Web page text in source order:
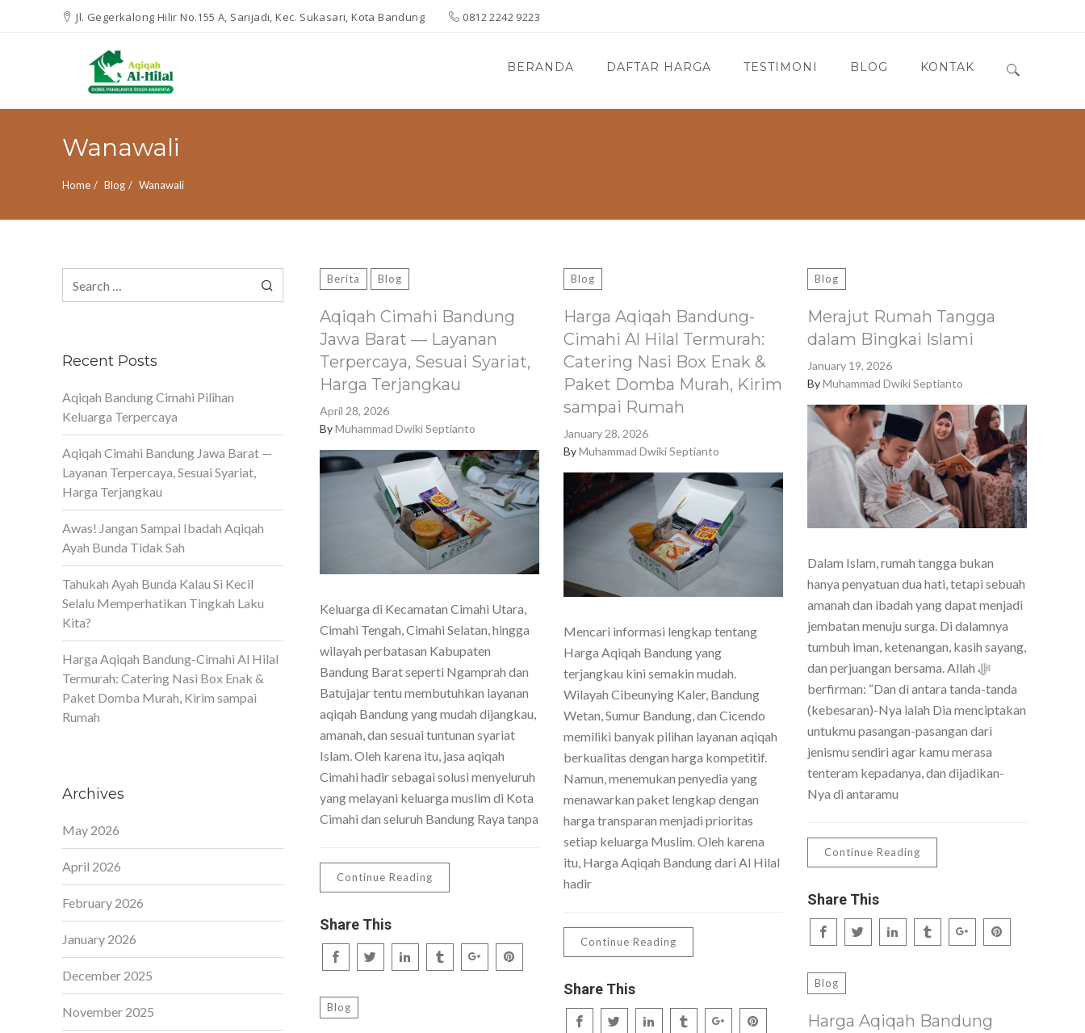
Jl. Gegerkalong Hilir No.155 A, Sarijadi, Kec. Sukasari, Kota Bandung 0812 2242 9223
BERANDA DAFTAR HARGA TESTIMONI BLOG KONTAK
Wanawali
Home Blog Wanawali
Berita Blog
Aqiqah Cimahi Bandung
Jawa Barat — Layanan
Terpercaya, Sesuai Syariat,
Harga Terjangkau
April 28, 2026
ByMuhammad Dwiki Septianto
Keluarga di Kecamatan Cimahi Utara,
Cimahi Tengah, Cimahi Selatan, hingga
wilayah perbatasan Kabupaten
Bandung Barat seperti Ngamprah dan
Batujajar tentu membutuhkan layanan
aqiqah Bandung yang mudah dijangkau,
amanah, dan sesuai tuntunan syariat
Islam. Oleh karena itu, jasa aqiqah
Cimahi hadir sebagai solusi menyeluruh
yang melayani keluarga muslim di Kota
Cimahi dan seluruh Bandung Raya tanpa
Continue Reading
Share This
Blog
Harga Aqiqah Bandung-
Cimahi Al Hilal Termurah:
Catering Nasi Box Enak &
Paket Domba Murah, Kirim
sampai Rumah
January 28, 2026
ByMuhammad Dwiki Septianto
Mencari informasi lengkap tentang
Harga Aqiqah Bandung yang
terjangkau kini semakin mudah.
Wilayah Cibeunying Kaler, Bandung
Wetan, Sumur Bandung, dan Cicendo
memiliki banyak pilihan layanan aqiqah
berkualitas dengan harga kompetitif.
Namun, menemukan penyedia yang
menawarkan paket lengkap dengan
harga transparan menjadi prioritas
setiap keluarga Muslim. Oleh karena
itu, Harga Aqiqah Bandung dari Al Hilal
hadir
Continue Reading
Share This
Blog
Merajut Rumah Tangga
dalam Bingkai Islami
January 19, 2026
ByMuhammad Dwiki Septianto
Dalam Islam, rumah tangga bukan
hanya penyatuan dua hati, tetapi sebuah
amanah dan ibadah yang dapat menjadi
jembatan menuju surga. Di dalamnya
tumbuh iman, ketenangan, kasih sayang,
dan perjuangan bersama. Allah ﷻ
berfirman: “Dan di antara tanda-tanda
(kebesaran)-Nya ialah Dia menciptakan
untukmu pasangan-pasangan dari
jenismu sendiri agar kamu merasa
tenteram kepadanya, dan dijadikan-
Nya di antaramu
Continue Reading
Share This
Blog
Harga Aqiqah Bandung
Blog
for:
Recent Posts
Aqiqah Bandung Cimahi Pilihan
Keluarga Terpercaya
Aqiqah Cimahi Bandung Jawa Barat —
Layanan Terpercaya, Sesuai Syariat,
Harga Terjangkau
Awas! Jangan Sampai Ibadah Aqiqah
Ayah Bunda Tidak Sah
Tahukah Ayah Bunda Kalau Si Kecil
Selalu Memperhatikan Tingkah Laku
Kita?
Harga Aqiqah Bandung-Cimahi Al Hilal
Termurah: Catering Nasi Box Enak &
Paket Domba Murah, Kirim sampai
Rumah
Archives
May 2026
April 2026
February 2026
January 2026
December 2025
November 2025